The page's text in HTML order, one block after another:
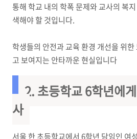
통해 학교 내의 학폭 문제와 교사의 복
색해야 할 것입니다.
학생들의 안전과 교육 환경 개선을 위
고 보여지는 안타까운 현실입니다
2. 초등학교 6학년에
사
서울 한 초등학교에서 6학년 담임인 여